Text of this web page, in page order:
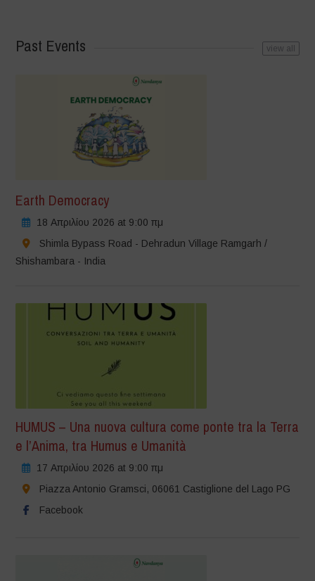
Past Events view all
Earth Democracy
18 Απριλίου 2026 at 9:00 πμ
Shimla Bypass Road - Dehradun Village Ramgarh /
Shishambara - India
HUMUS – Una nuova cultura come ponte tra la Terra
e l’Anima, tra Humus e Umanità
17 Απριλίου 2026 at 9:00 πμ
Piazza Antonio Gramsci, 06061 Castiglione del Lago PG
Facebook